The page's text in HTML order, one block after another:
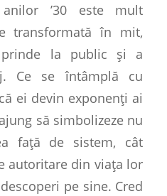
’30 este mult
transformată în mit,
la public și a
Ce se întâmplă cu
ei devin exponenți ai
să simbolizeze nu
față de sistem, cât
autoritare din viața lor
pe sine. Cred